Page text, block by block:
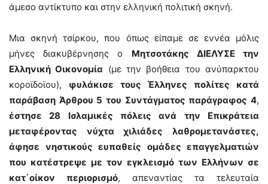
άμεσο αντίκτυπο και στην ελληνική πολιτική σκηνή.
Μια σκηνή τσίρκου, που όπως είπαμε σε εννέα μόλις
μήνες διακυβέρνησης ο Μητσοτάκης ΔΙΕΛΥΣΕ την
Ελληνική Οικονομία (με την βοήθεια του ανύπαρκτου
κοροϊδοϊου), φυλάκισε τους Έλληνες πολίτες κατά
παράβαση Άρθρου 5 του Συντάγματος παράγραφος 4,
έστησε 28 Ισλαμικές πόλεις ανά την Επικράτεια
μεταφέροντας νύχτα χιλιάδες λαθρομετανάστες,
άφησε νηστικούς ευπαθείς ομάδες επαγγελματιών
που κατέστρεψε με τον εγκλεισμό των Ελλήνων σε
κατ΄οίκον περιορισμό, απεναντίας τα τελευταία